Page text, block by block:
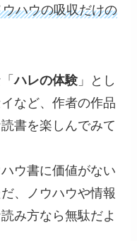
ハウの吸収だけの
ハレの体験 」とし
など、作者の作品
書を楽しんでみて
ウ書に価値がない
、ノウハウや情報
み方なら無駄だよ